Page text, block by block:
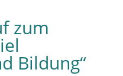
zum
Bildung“